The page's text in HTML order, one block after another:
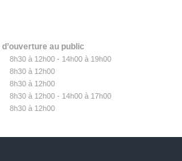
au public
8h30 à 12h00 - 14h00 à 19h00
8h30 à 12h00
8h30 à 12h00
8h30 à 12h00 - 14h00 à 17h00
8h30 à 12h00